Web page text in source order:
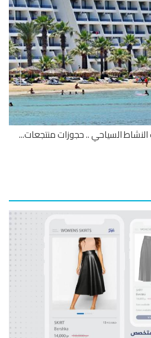
السياحي .. حجوزات منتجعات...